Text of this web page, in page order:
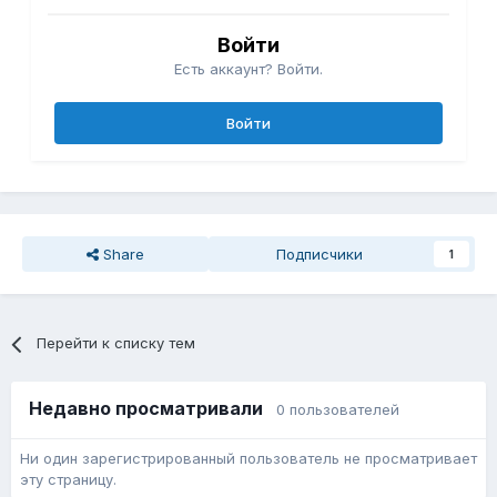
Войти
Есть аккаунт? Войти.
Войти
Share Подписчики 1
Перейти к списку тем
Недавно просматривали 0 пользователей
Ни один зарегистрированный пользователь не просматривает
эту страницу.